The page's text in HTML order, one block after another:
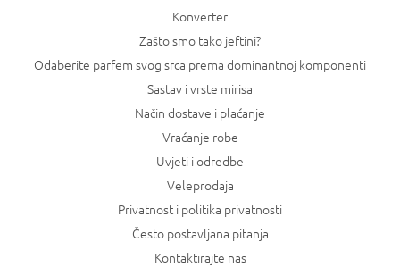
Konverter
Zašto smo tako jeftini?
Odaberite parfem svog srca prema dominantnoj komponenti
Sastav i vrste mirisa
Način dostave i plaćanje
Vraćanje robe
Uvjeti i odredbe
Veleprodaja
Privatnost i politika privatnosti
Često postavljana pitanja
Kontaktirajte nas